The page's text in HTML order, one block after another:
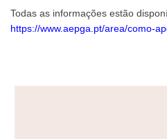
Todas as informações estão
https://www.aepga.pt/area/como-